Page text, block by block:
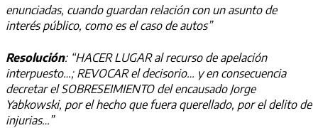
enunciadas, cuando guardan relación con un asunto de
interés público, como es el caso de autos”
Resolución: “HACER LUGAR al recurso de apelación
interpuesto…; REVOCAR el decisorio… y en consecuencia
decretar el SOBRESEIMIENTO del encausado Jorge
Yabkowski, por el hecho que fuera querellado, por el delito de
injurias…”